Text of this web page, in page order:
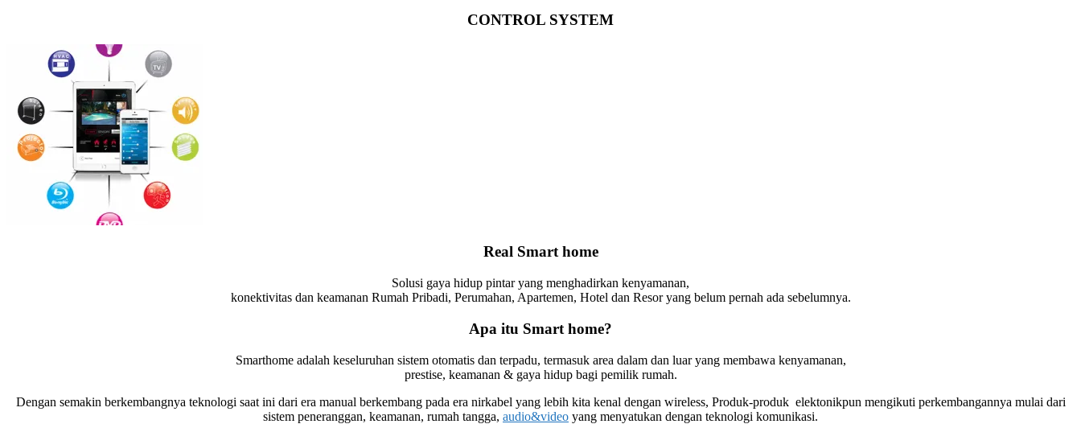
CONTROL SYSTEM
Real Smart home
Solusi gaya hidup pintar yang menghadirkan kenyamanan,
konektivitas dan keamanan Rumah Pribadi, Perumahan, Apartemen, Hotel dan Resor yang belum pernah ada sebelumnya.
Apa itu Smart home?
Smarthome adalah keseluruhan sistem otomatis dan terpadu, termasuk area dalam dan luar yang membawa kenyamanan,
prestise, keamanan & gaya hidup bagi pemilik rumah.
Dengan semakin berkembangnya teknologi saat ini dari era manual berkembang pada era nirkabel yang lebih kita kenal dengan wireless, Produk-produk elektonikpun mengikuti perkembangannya mulai dari
sistem peneranggan, keamanan, rumah tangga, audio&video yang menyatukan dengan teknologi komunikasi.